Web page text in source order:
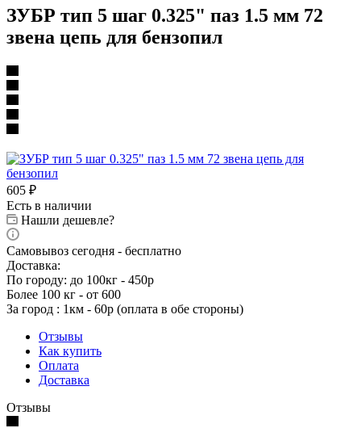
ЗУБР тип 5 шаг 0.325" паз 1.5 мм 72
звена цепь для бензопил
605 ₽
Есть в наличии
Нашли дешевле?
Самовывоз сегодня - бесплатно
Доставка:
По городу: до 100кг - 450р
Более 100 кг - от 600
За город : 1км - 60р (оплата в обе стороны)
Отзывы
Как купить
Оплата
Доставка
Отзывы